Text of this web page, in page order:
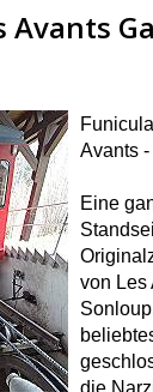
Avants
Avants
Eine
von Les